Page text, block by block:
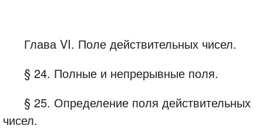
Глава VI. Поле действительных чисел.
§ 24. Полные и непрерывные поля.
§ 25. Определение поля действительных
чисел.